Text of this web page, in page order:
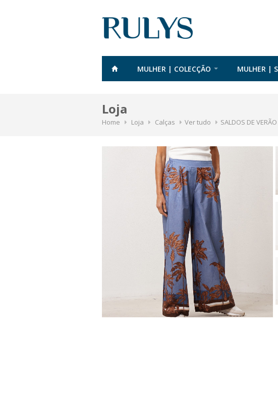
MULHER | COLECÇÃO MULHER |
Loja
Home Loja Calças Ver tudo SALDOS DE VERÃO